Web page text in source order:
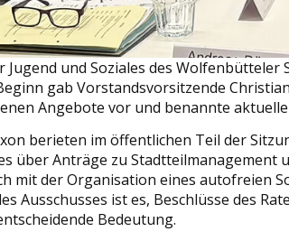
und Soziales des
gab Vorstandsvorsitzende
Angebote vor und benannte
berieten im öffentlichen Teil der
über Anträge zu Stadtteilmanagement
mit der Organisation eines autofreien
Ausschusses ist es, Beschlüsse des
Bedeutung.